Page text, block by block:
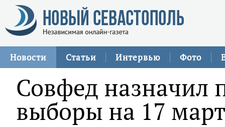
Новости Статьи Интервью Фото
Совфед назначил
выборы на 17